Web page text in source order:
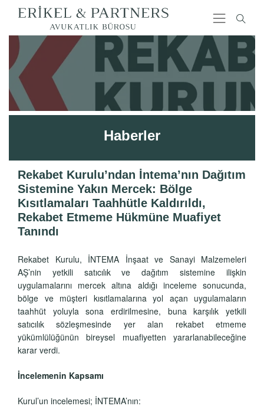
Haberler
Rekabet Kurulu’ndan İntema’nın Dağıtım
Sistemine Yakın Mercek: Bölge
Kısıtlamaları Taahhütle Kaldırıldı,
Rekabet Etmeme Hükmüne Muafiyet
Tanındı
Rekabet Kurulu, İNTEMA İnşaat ve Sanayi Malzemeleri
AŞ’nin yetkili satıcılık ve dağıtım sistemine ilişkin
uygulamalarını mercek altına aldığı inceleme sonucunda,
bölge ve müşteri kısıtlamalarına yol açan uygulamaların
taahhüt yoluyla sona erdirilmesine, buna karşılık yetkili
satıcılık sözleşmesinde yer alan rekabet etmeme
yükümlülüğünün bireysel muafiyetten yararlanabileceğine
karar verdi.
İncelemenin Kapsamı
Kurul’un incelemesi; İNTEMA’nın: